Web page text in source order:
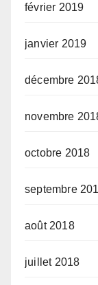
février 2019
janvier 2019
décembre
novembre
octobre 2018
septembre
août 2018
juillet 2018